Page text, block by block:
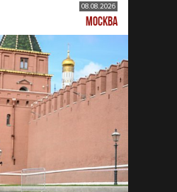
08.08.2026
МОСКВА